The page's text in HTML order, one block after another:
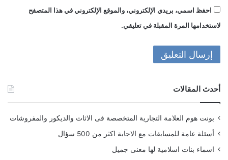
احفظ اسمي، بريدي الإلكتروني، والموقع الإلكتروني في هذا المتصفح
لاستخدامها المرة المقبلة في تعليقي.
أحدث المقالات
بونت هوم العلامة التجارية المتخصصة فى الاثاث والديكور والمفروشات
أسئلة عامة للمسابقات مع الاجابة اكثر من 500 سؤال
اسماء بنات اسلامية لها معنى جميل